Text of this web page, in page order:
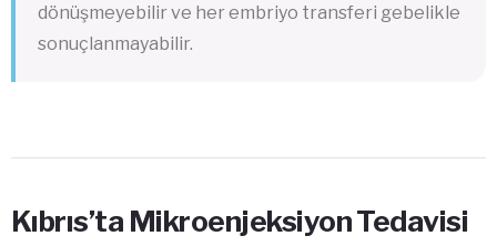
dönüşmeyebilir ve her embriyo transferi gebelikle
sonuçlanmayabilir.
Kıbrıs’ta Mikroenjeksiyon Tedavisi